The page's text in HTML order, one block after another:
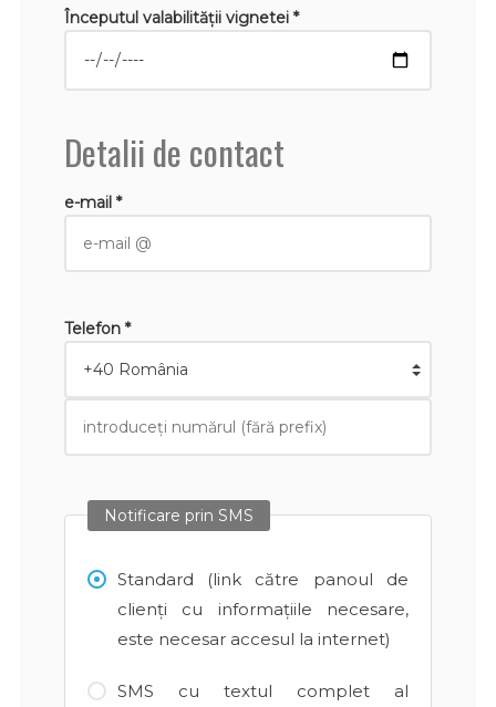
Începutul valabilităţii vignetei *
Detalii de contact
e-mail *
Telefon *
Notificare prin SMS
Standard (link către panoul de
clienți cu informațiile necesare,
este necesar accesul la internet)
SMS cu textul complet al